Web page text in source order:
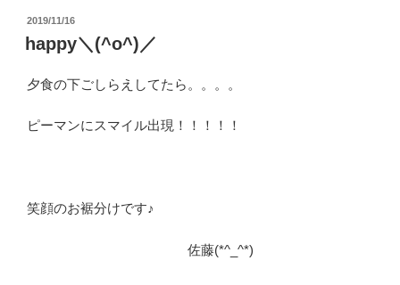
投
稿
日:
2019/11/16
happy＼(^o^)／
夕食の下ごしらえしてたら。。。。
ピーマンにスマイル出現！！！！！
笑顔のお裾分けです♪
佐藤(*^_^*)